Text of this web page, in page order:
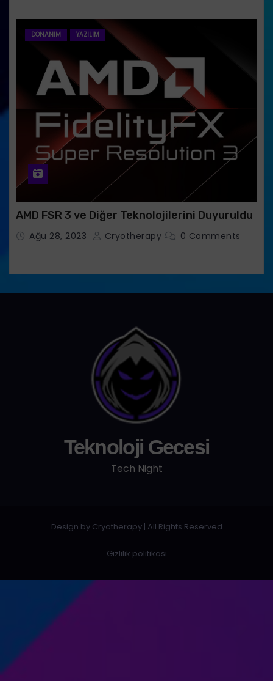
DONANIM YAZILIM
AMD FSR 3 ve Diğer Teknolojilerini Duyuruldu
Ağu 28, 2023 Cryotherapy 0 Comments
Teknoloji Gecesi
Tech Night
Design by Cryotherapy | All Rights Reserved
Gizlilik politikası